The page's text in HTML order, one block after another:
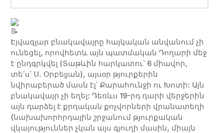
Էյվազլար բնակավայրը հայկական անվանում չի
ունեցել, որովհետև այն պատմական Դողարի մեջ
է ընդգրկվել (Տաթևին հարկատու՝ 6 միավոր,
տե՛ս՝ Ս. Օրբելյան), այսօր թյուրքերին
նվիրաբերած մասն էլ՝ Քարահունջի ու Խոտի: Այն
բնակավայր չի եղել: Դեռևս 19-րդ դարի վերջերին
այն դարձել է քրդական քոչվորների վրանատեղի
(նախախորհրդային շրջանում թյուրքական
վկայություններ չկան այս գյուղի մասին, միայն